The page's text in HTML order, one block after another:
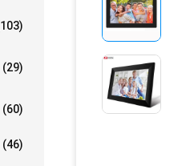
(29)
(60)
(46)